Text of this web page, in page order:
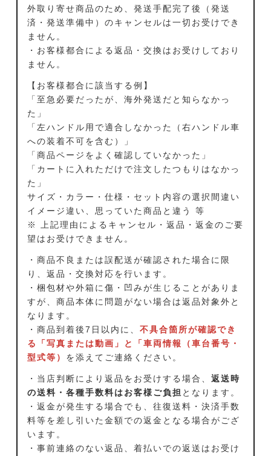
外取り寄せ商品のため、発送手配完了後（発送
済・発送準備中）のキャンセルは一切お受けでき
ません。
・お客様都合による返品・交換はお受けしており
ません。
【お客様都合に該当する例】
「至急必要だったが、海外発送だと知らなかっ
た」
「左ハンドル用で適合しなかった（右ハンドル車
への装着不可を含む）」
「商品ページをよく確認していなかった」
「カートに入れただけで注文したつもりはなかっ
た」
サイズ・カラー・仕様・セット内容の選択間違い
イメージ違い、思っていた商品と違う 等
※ 上記理由によるキャンセル・返品・返金のご要
望はお受けできません。
・商品不良または誤配送が確認された場合に限
り、返品・交換対応を行います。
・梱包材や外箱に傷・凹みが生じることがありま
すが、商品本体に問題がない場合は返品対象外と
なります。
・商品到着後7日以内に、 不具合箇所が確認でき
る「写真または動画」と「車両情報（車台番号・
型式等） を添えてご連絡ください。
・当店判断により返品をお受けする場合、 返送時
の送料・各種手数料はお客様ご負担 となります。
・返金が発生する場合でも、往復送料・決済手数
料等を差し引いた金額での返金となる場合がござ
います。
・事前連絡のない返品、着払いでの返送はお受け